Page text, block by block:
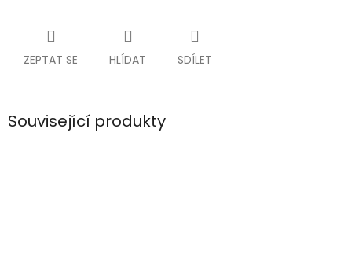
ZEPTAT SE HLÍDAT SDÍLET
Související produkty